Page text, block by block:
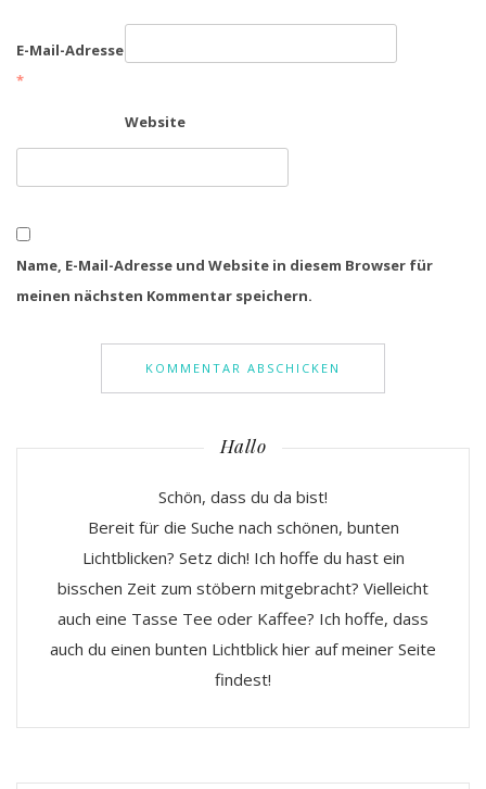
E-Mail-Adresse
*
Website
Name, E-Mail-Adresse und Website in diesem Browser für
meinen nächsten Kommentar speichern.
Hallo
Schön, dass du da bist!
Bereit für die Suche nach schönen, bunten
Lichtblicken? Setz dich! Ich hoffe du hast ein
bisschen Zeit zum stöbern mitgebracht? Vielleicht
auch eine Tasse Tee oder Kaffee? Ich hoffe, dass
auch du einen bunten Lichtblick hier auf meiner Seite
findest!